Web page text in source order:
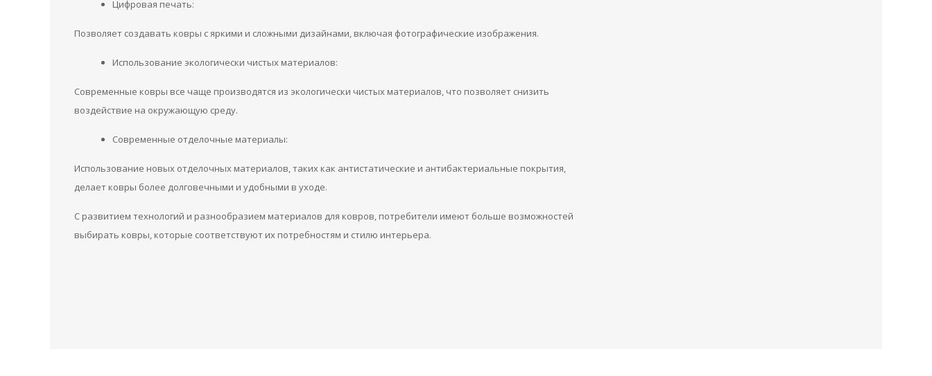
Цифровая печать:
Позволяет создавать ковры с яркими и сложными дизайнами, включая фотографические изображения.
Использование экологически чистых материалов:
Современные ковры все чаще производятся из экологически чистых материалов, что позволяет снизить
воздействие на окружающую среду.
Современные отделочные материалы:
Использование новых отделочных материалов, таких как антистатические и антибактериальные покрытия,
делает ковры более долговечными и удобными в уходе.
С развитием технологий и разнообразием материалов для ковров, потребители имеют больше возможностей
выбирать ковры, которые соответствуют их потребностям и стилю интерьера.